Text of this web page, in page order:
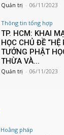
Quản trị - 06/11/2023
Thông tin tổng hợp
TP. HCM: KHAI
HỌC CHỦ ĐỀ
TƯỞNG PHẬT
THỪA VÀ...
Quản trị - 06/11/2023
Hoằng pháp